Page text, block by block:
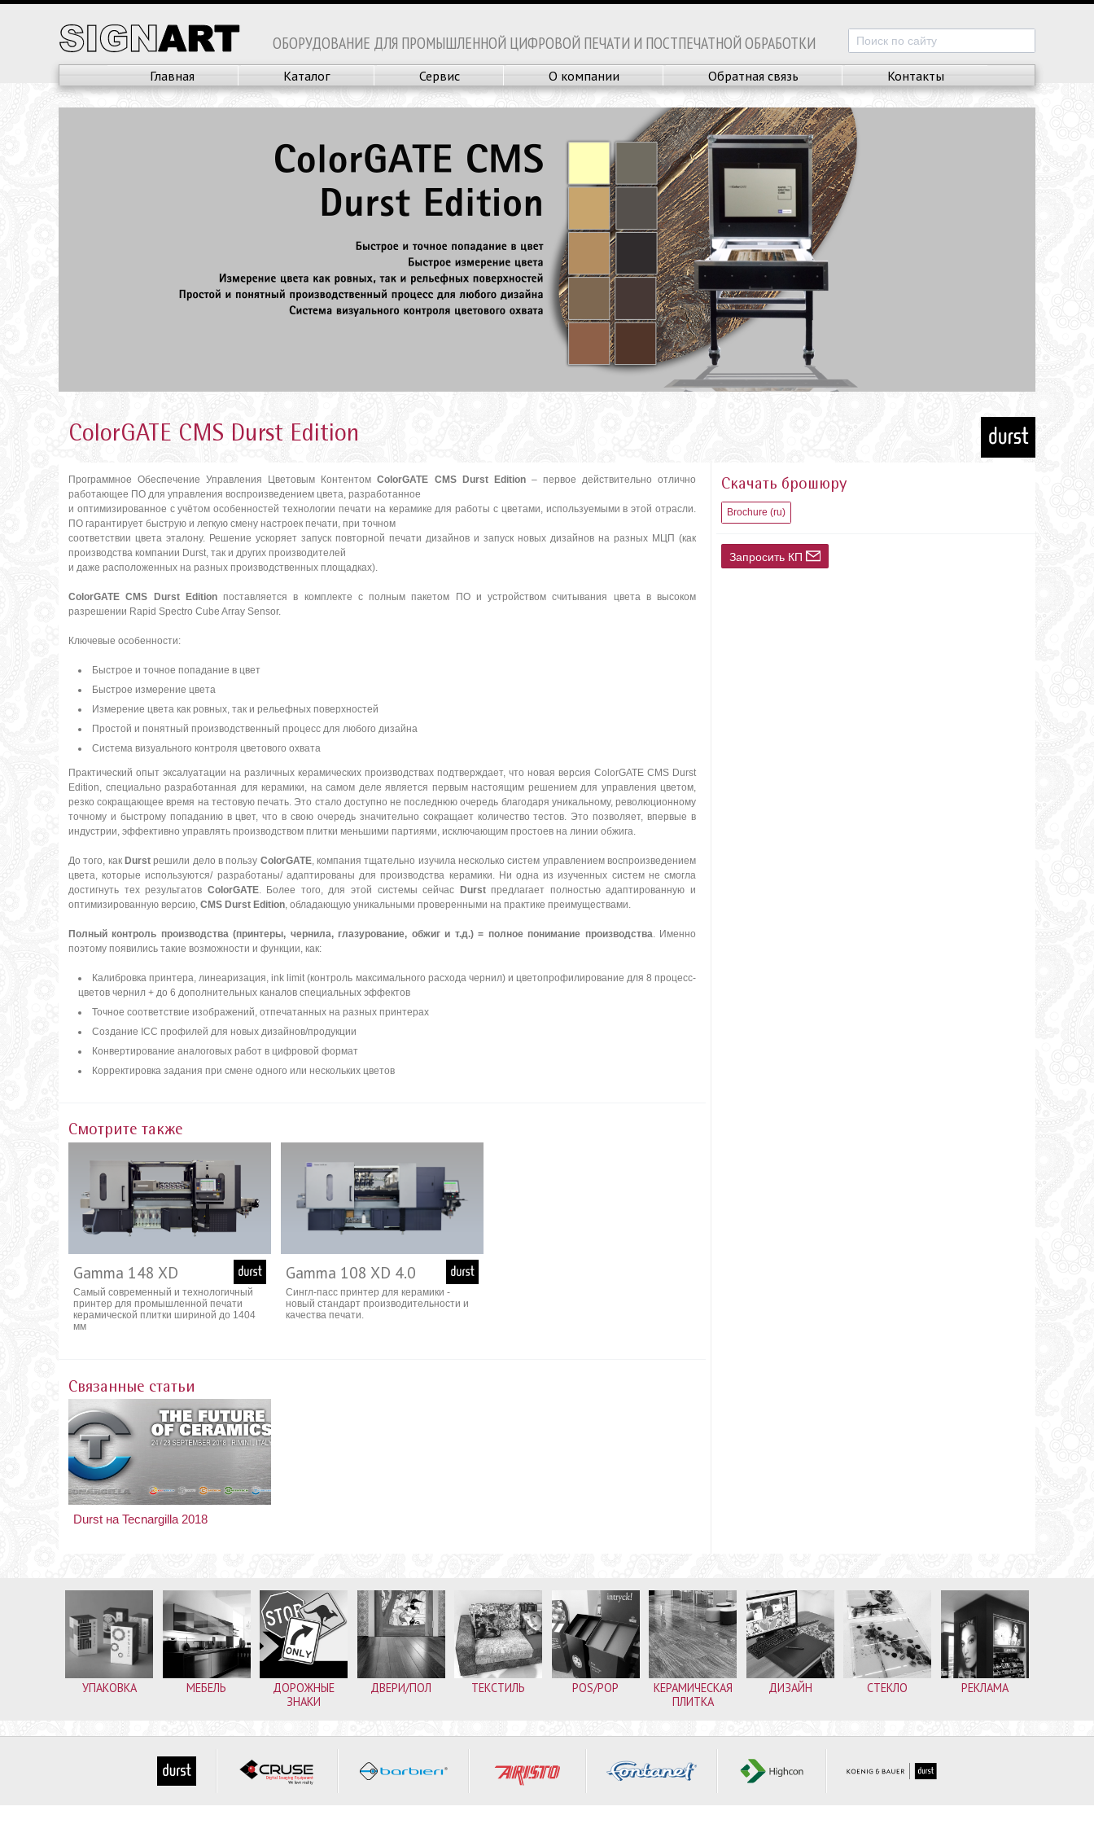
ОБОРУДОВАНИЕ ДЛЯ ПРОМЫШЛЕННОЙ ЦИФРОВОЙ ПЕЧАТИ И ПОСТПЕЧАТНОЙ ОБРАБОТКИ
Главная Каталог Сервис О компании Обратная связь Контакты
ColorGATE CMS Durst Edition
Программное Обеспечение Управления Цветовым КонтентомColorGATE CMS Durst Edition– первое действительно отлично
работающее ПО для управления воспроизведением цвета, разработанное
и оптимизированное с учётом особенностей технологии печати на керамике для работы с цветами, используемыми в этой отрасли.
ПО гарантирует быструю и легкую смену настроек печати, при точном
соответствии цвета эталону. Решение ускоряет запуск повторной печати дизайнов и запуск новых дизайнов на разных МЦП (как
производства компании Durst, так и других производителей
и даже расположенных на разных производственных площадках).
ColorGATE CMS Durst Editionпоставляется в комплекте с полным пакетом ПО и устройством считывания цвета в высоком
разрешении Rapid Spectro Cube Array Sensor.
Ключевые особенности:
Быстрое и точное попадание в цвет
Быстрое измерение цвета
Измерение цвета как ровных, так и рельефных поверхностей
Простой и понятный производственный процесс для любого дизайна
Система визуального контроля цветового охвата
Практический опыт эксалуатации на различных керамических производствах подтверждает, что новая версия ColorGATE CMS Durst
Edition, специально разработанная для керамики, на самом деле является первым настоящим решением для управления цветом,
резко сокращающее время на тестовую печать. Это стало доступно не последнюю очередь благодаря уникальному, революционному
точному и быстрому попаданию в цвет, что в свою очередь значительно сокращает количество тестов. Это позволяет, впервые в
индустрии, эффективно управлять производством плитки меньшими партиями, исключающим простоев на линии обжига.
До того, как Durst решили дело в пользу ColorGATE, компания тщательно изучила несколько систем управлением воспроизведением
цвета, которые используются/ разработаны/ адаптированы для производства керамики. Ни одна из изученных систем не смогла
достигнуть тех результатов ColorGATE. Более того, для этой системы сейчас Durstпредлагает полностью адаптированную и
оптимизированную версию, CMS Durst Edition , обладающую уникальными проверенными на практике преимуществами.
Полный контроль производства (принтеры, чернила, глазурование, обжиг и т.д.) = полное понимание производства . Именно
поэтому появились такие возможности и функции, как:
Калибровка принтера, линеаризация, ink limit (контроль максимального расхода чернил) и цветопрофилирование для 8 процесс-
цветов чернил + до 6 дополнительных каналов специальных эффектов
Точное соответствие изображений, отпечатанных на разных принтерах
Создание ICC профилей для новых дизайнов/продукции
Конвертирование аналоговых работ в цифровой формат
Корректировка задания при смене одного или нескольких цветов
Смотрите также
Gamma 148 XD
Самый современный и технологичный
принтер для промышленной печати
керамической плитки шириной до 1404
мм
Gamma 108 XD 4.0
Сингл-пасс принтер для керамики -
новый стандарт производительности и
качества печати.
Связанные статьи
Durst на Tecnargilla 2018
Скачать брошюру
Brochure (ru)
Запросить КП
УПАКОВКА МЕБЕЛЬ
ДОРОЖНЫЕ
ЗНАКИ
ДВЕРИ/ПОЛ ТЕКСТИЛЬ POS/POP
КЕРАМИЧЕСКАЯ
ПЛИТКА
ДИЗАЙН СТЕКЛО РЕКЛАМА